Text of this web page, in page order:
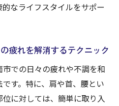
なライフスタイルをサポー
疲れを解消するテクニック
での日々の疲れや不調を和
す。特に、肩や首、腰とい
に対しては、簡単に取り入